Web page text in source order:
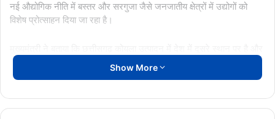
नई औद्योगिक नीति में बस्तर और सरगुजा जैसे जनजातीय क्षेत्रों में उद्योगों को
विशेष प्रोत्साहन दिया जा रहा है।
हाल ही में आयोजित एनर्जी समिट में ₹3.5 लाख करोड़ के निवेश प्रस्ताव मिले हैं।
नवा रायपुर को आईटी और एआई डेटा सेंटर हब के रूप में विकसित किया जा रहा
Show More